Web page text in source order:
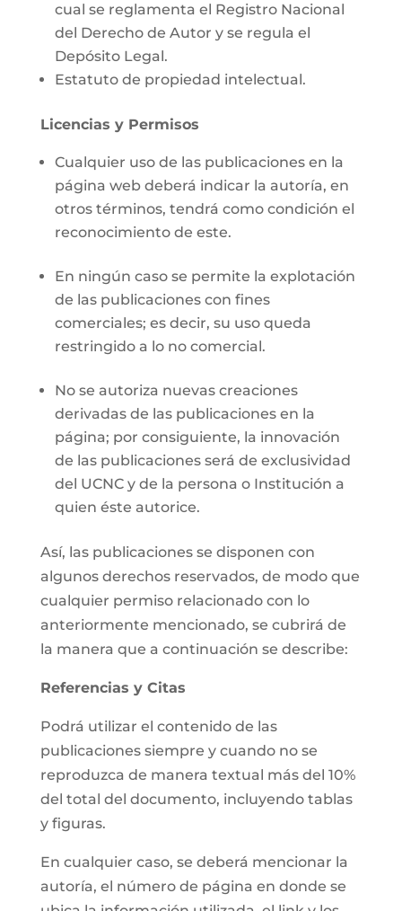
cual se reglamenta el Registro Nacional
del Derecho de Autor y se regula el
Depósito Legal.
Estatuto de propiedad intelectual.
Licencias y Permisos
Cualquier uso de las publicaciones en la
página web deberá indicar la autoría, en
otros términos, tendrá como condición el
reconocimiento de este.
En ningún caso se permite la explotación
de las publicaciones con fines
comerciales; es decir, su uso queda
restringido a lo no comercial.
No se autoriza nuevas creaciones
derivadas de las publicaciones en la
página; por consiguiente, la innovación
de las publicaciones será de exclusividad
del UCNC y de la persona o Institución a
quien éste autorice.
Así, las publicaciones se disponen con
algunos derechos reservados, de modo que
cualquier permiso relacionado con lo
anteriormente mencionado, se cubrirá de
la manera que a continuación se describe:
Referencias y Citas
Podrá utilizar el contenido de las
publicaciones siempre y cuando no se
reproduzca de manera textual más del 10%
del total del documento, incluyendo tablas
y figuras.
En cualquier caso, se deberá mencionar la
autoría, el número de página en donde se